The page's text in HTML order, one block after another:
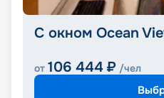
С окном Ocean
от 106 444 ₽ /чел